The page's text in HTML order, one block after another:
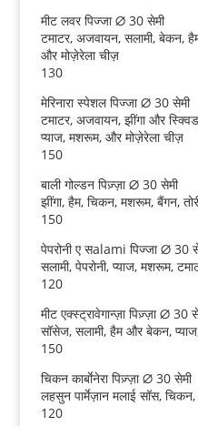
मीट लवर पिज्जा ∅ 30 सेमी
टमाटर, अजवायन, सलामी, बेकन,
और मोज़ेरेला चीज़
130
मेरिनारा स्पेशल पिज्जा ∅ 30 सेमी
टमाटर, अजवायन, झींगा और
प्याज, मशरूम, और मोज़ेरेला चीज़
150
बाली गोल्डन पिज़्ज़ा ∅ 30 सेमी
झींगा, हैम, चिकन, मशरूम, बैंगन,
150
पेपरोनी ए सalami पिज्जा ∅ 30
सलामी, पेपरोनी, प्याज, मशरूम,
120
मीट एक्स्ट्रावेगान्ज़ा पिज़्ज़ा ∅ 30
सॉसेज, सलामी, हैम और बेकन, प्याज,
150
चिकन कार्बाेनेरा पिज़्ज़ा ∅ 30 सेमी
लहसुन पार्मेज़ान मलाई सॉस,
120